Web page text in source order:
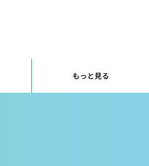
もっと見る